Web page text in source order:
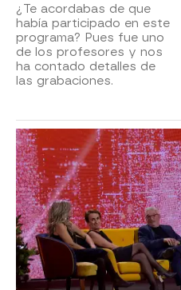
¿Te acordabas de que
había participado en este
programa? Pues fue uno
de los profesores y nos
ha contado detalles de
las grabaciones.